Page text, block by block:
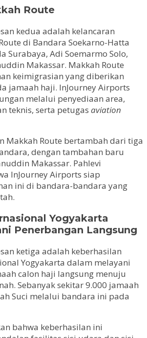
Route
kedua adalah kelancaran
di Bandara Soekarno-Hatta
Surabaya, Adi Soemarmo Solo,
Makassar. Makkah Route
keimigrasian yang diberikan
jamaah haji. InJourney Airports
melalui penyediaan area,
teknis, serta petugas aviation
Makkah Route bertambah dari tiga
dengan tambahan baru
Makassar. Pahlevi
InJourney Airports siap
ini di bandara-bandara yang
Yogyakarta
Penerbangan Langsung
ketiga adalah keberhasilan
Yogyakarta dalam melayani
calon haji langsung menuju
Sebanyak sekitar 9.000 jamaah
Suci melalui bandara ini pada
bahwa keberhasilan ini